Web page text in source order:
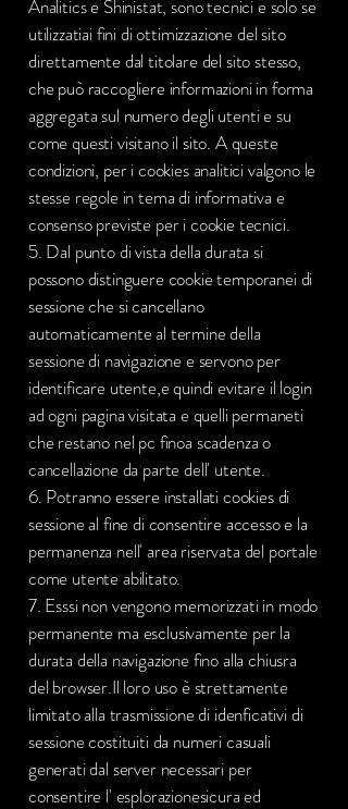
Analitics e Shinistat, sono tecnici e solo se
utilizzatiai fini di ottimizzazione del sito
direttamente dal titolare del sito stesso,
che può raccogliere informazioni in forma
aggregata sul numero degli utenti e su
come questi visitano il sito. A queste
condizioni, per i cookies analitici valgono le
stesse regole in tema di informativa e
consenso previste per i cookie tecnici.
5. Dal punto di vista della durata si
possono distinguere cookie temporanei di
sessione che si cancellano
automaticamente al termine della
sessione di navigazione e servono per
identificare utente,e quindi evitare il login
ad ogni pagina visitata e quelli permaneti
che restano nel pc finoa scadenza o
cancellazione da parte dell' utente.
6. Potranno essere installati cookies di
sessione al fine di consentire accesso e la
permanenza nell' area riservata del portale
come utente abilitato.
7. Esssi non vengono memorizzati in modo
permanente ma esclusivamente per la
durata della navigazione fino alla chiusra
del browser.Il loro uso è strettamente
limitato alla trasmissione di idenficativi di
sessione costituiti da numeri casuali
generati dal server necessari per
consentire l' esplorazionesicura ed